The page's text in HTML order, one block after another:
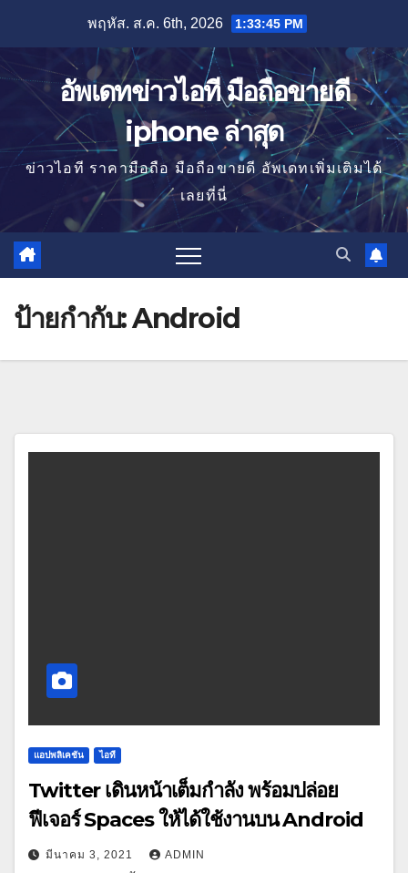
content
พฤหัส. ส.ค. 6th, 2026 1:33:46 PM
อัพเดทข่าวไอที มือถือขายดี
iphone ล่าสุด
ข่าวไอที ราคามือถือ มือถือขายดี อัพเดทเพิ่มเติมได้
เลยที่นี่
ป้ายกำกับ:Android
แอปพลิเคชัน ไอที
Twitter เดินหน้าเต็มกำลัง พร้อมปล่อย
ฟีเจอร์ Spaces ให้ได้ใช้งานบน Android
มีนาคม 3, 2021 ADMIN